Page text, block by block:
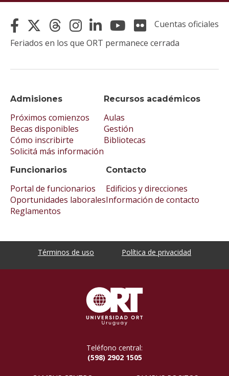
Admisiones
Próximos comienzos
Becas disponibles
Cómo inscribirte
Solicitá más información
Recursos académicos
Aulas
Gestión
Bibliotecas
Funcionarios
Portal de funcionarios
Oportunidades laborales
Reglamentos
Contacto
Edificios y direcciones
Información de contacto
Cuentas oficiales
Feriados en los que ORT permanece cerrada
Términos de uso Política de privacidad
Teléfono central:
(598) 2902 1505